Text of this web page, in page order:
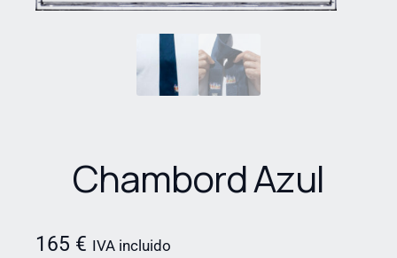
Chambord Azul
165 € IVA incluido